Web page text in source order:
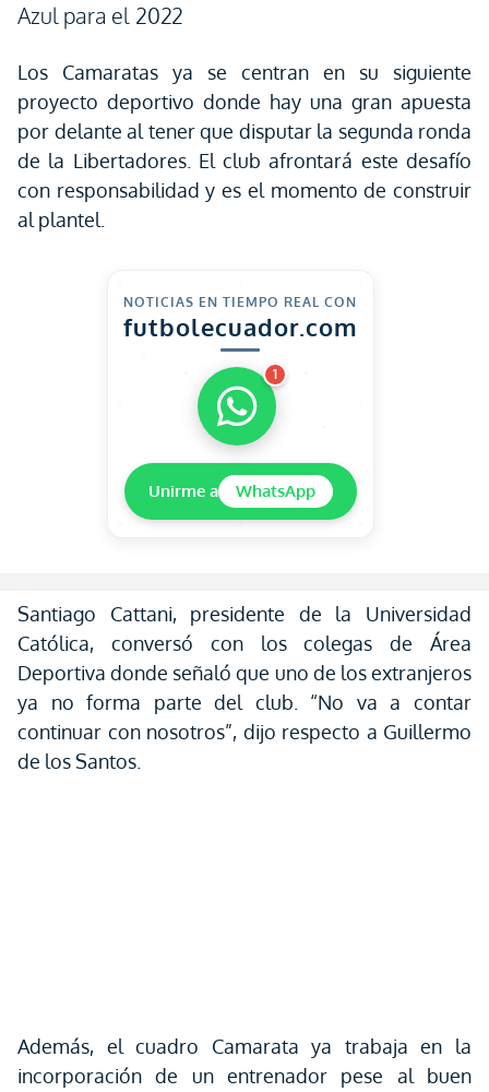
Azul para el 2022
Los Camaratas ya se centran en su siguiente
proyecto deportivo donde hay una gran apuesta
por delante al tener que disputar la segunda ronda
de la Libertadores. El club afrontará este desafío
con responsabilidad y es el momento de construir
al plantel.
NOTICIAS EN TIEMPO REAL CON
futbolecuador.com
1
Unirme a WhatsApp
Santiago Cattani, presidente de la Universidad
Católica, conversó con los colegas de Área
Deportiva donde señaló que uno de los extranjeros
ya no forma parte del club. “No va a contar
continuar con nosotros”, dijo respecto a Guillermo
de los Santos.
Además, el cuadro Camarata ya trabaja en la
incorporación de un entrenador pese al buen